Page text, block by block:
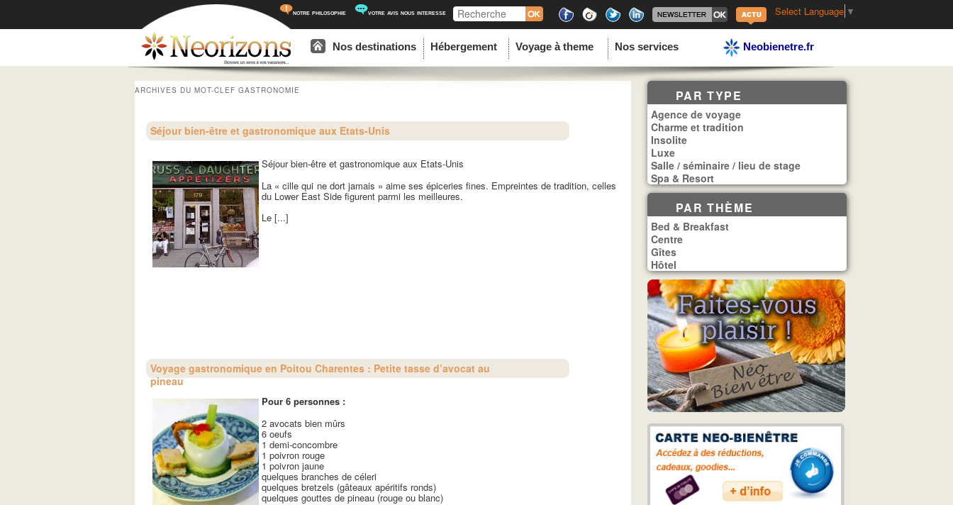
notre philosophie votre avis nous interesse Recherche Select Language ▼
Aller au contenu principal
Aller au contenu secondaire
Nos destinations Hébergement Voyage à theme Nos services Neobienetre.fr
ARCHIVES DU MOT-CLEFGASTRONOMIE
Séjour bien-être et gastronomique aux Etats-Unis
Séjour bien-être et gastronomique aux Etats-Unis
La « cille qui ne dort jamais » aime ses épiceries fines. Empreintes de tradition, celles
du Lower East Side figurent parmi les meilleures.
Le [...]
Voyage gastronomique en Poitou Charentes : Petite tasse d’avocat au
pineau
Pour 6 personnes :
2 avocats bien mûrs
6 oeufs
1 demi-concombre
1 poivron rouge
1 poivron jaune
quelques branches de céleri
quelques bretzels (gâteaux apéritifs ronds)
quelques gouttes de pineau (rouge ou blanc)
PAR TYPE
Agence de voyage
Charme et tradition
Insolite
Luxe
Salle / séminaire / lieu de stage
Spa & Resort
PAR THÈME
Bed & Breakfast
Centre
Gîtes
Hôtel